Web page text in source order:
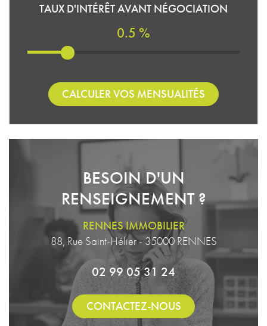
TAUX D'INTÉRÊT AVANT NÉGOCIATION
0.5 %
CALCULER VOS MENSUALITÉS
BESOIN D'UN
RENSEIGNEMENT ?
RENNES IMMOBILIER
88, Rue Saint-Hélier - 35000 RENNES
02 99 05 31 24
CONTACTEZ-NOUS